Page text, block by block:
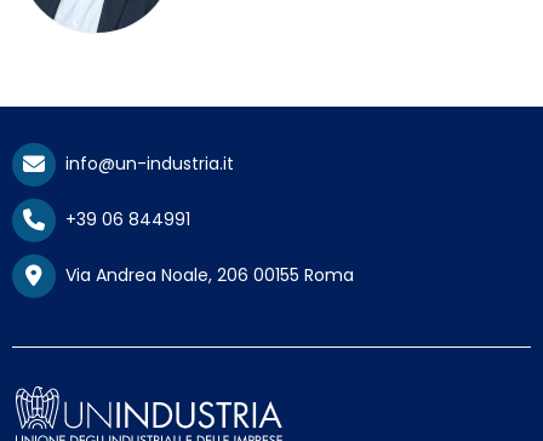
info@un-industria.it
+39 06 844991
Via Andrea Noale, 206 00155 Roma